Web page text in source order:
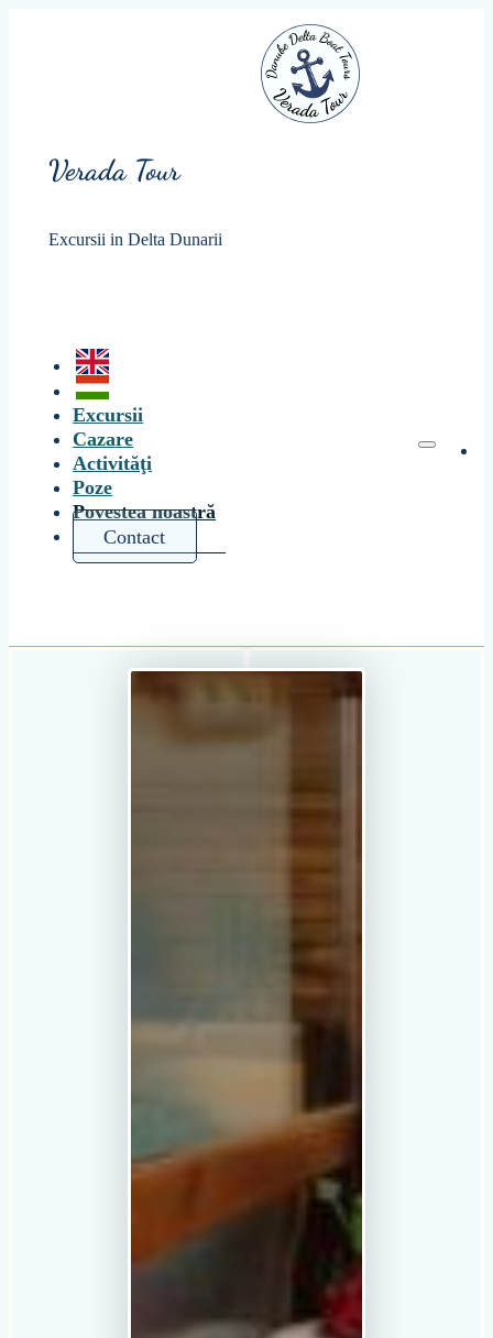
Verada Tour
Excursii in Delta Dunarii
Excursii
Cazare
Activităţi
Poze
Povestea noastră
Contact